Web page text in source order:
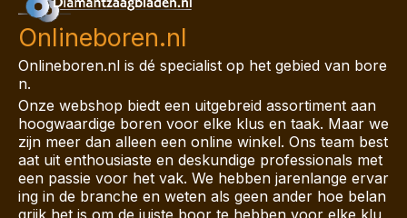
Onlineboren.nl
Onlineboren.nl is dé specialist op het gebied van bore
n.
Onze webshop biedt een uitgebreid assortiment aan
hoogwaardige boren voor elke klus en taak. Maar we
zijn meer dan alleen een online winkel. Ons team best
aat uit enthousiaste en deskundige professionals met
een passie voor het vak. We hebben jarenlange ervar
ing in de branche en weten als geen ander hoe belan